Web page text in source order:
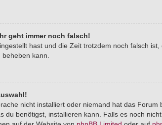
geht immer noch falsch!
hast und die Zeit trotzdem noch falsch
beheben kann.
nicht installiert oder niemand hat das Forum
du benötigst, installieren kann. Falls es noch